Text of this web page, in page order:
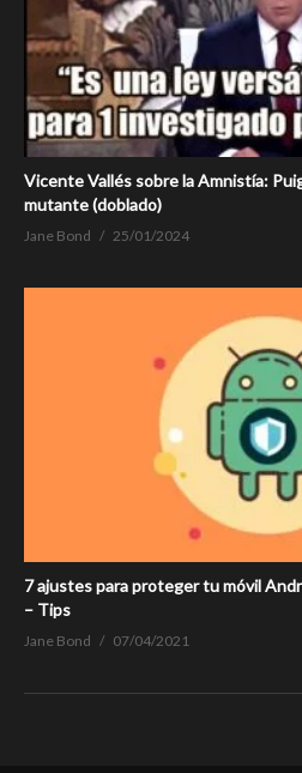
Vicente Vallés sobre la Amnistía:
mutante (doblado)
Jane Bond 25/01/2024
7 ajustes para proteger tu móvil
– Tips
Jane Bond 07/04/2021